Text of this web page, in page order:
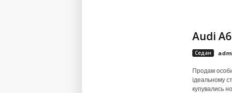
Audi
Седан
Продам
ідеальному
купувались